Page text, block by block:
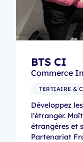
BTS CI
Commerce
TERTIAIRE &
Développez
l'étranger.
étrangères et
Partenariat